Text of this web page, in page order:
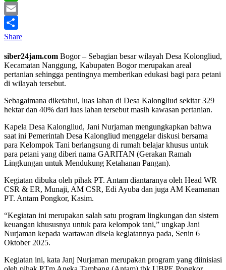
WhatsApp
Email
Share
siber24jam.com Bogor – Sebagian besar wilayah Desa Kolongliud,
Kecamatan Nanggung, Kabupaten Bogor merupakan areal
pertanian sehingga pentingnya memberikan edukasi bagi para petani
di wilayah tersebut.
Sebagaimana diketahui, luas lahan di Desa Kalongliud sekitar 329
hektar dan 40% dari luas lahan tersebut masih kawasan pertanian.
Kapela Desa Kalongliud, Jani Nurjaman mengungkapkan bahwa
saat ini Pemerintah Desa Kalongliud menggelar diskusi bersama
para Kelompok Tani berlangsung di rumah belajar khusus untuk
para petani yang diberi nama GARITAN (Gerakan Ramah
Lingkungan untuk Mendukung Ketahanan Pangan).
Kegiatan dibuka oleh pihak PT. Antam diantaranya oleh Head WR
CSR & ER, Munaji, AM CSR, Edi Ayuba dan juga AM Keamanan
PT. Antam Pongkor, Kasim.
“Kegiatan ini merupakan salah satu program lingkungan dan sistem
keuangan khususnya untuk para kelompok tani,” ungkap Jani
Nurjaman kepada wartawan disela kegiatannya pada, Senin 6
Oktober 2025.
Kegiatan ini, kata Janj Nurjaman merupakan program yang diinisiasi